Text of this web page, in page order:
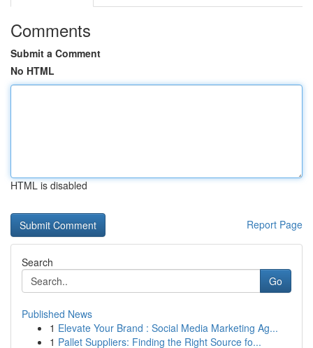
Comments
Submit a Comment
No HTML
HTML is disabled
Report Page
Search
Go
Published News
1 Elevate Your Brand : Social Media Marketing Ag...
1 Pallet Suppliers: Finding the Right Source fo...